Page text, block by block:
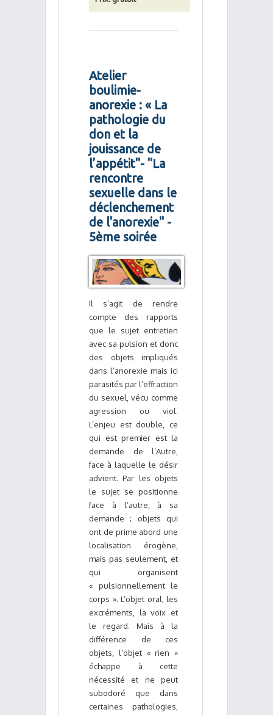
Atelier
boulimie-
anorexie : « La
pathologie du
don et la
jouissance de
l’appétit"- "La
rencontre
sexuelle dans le
déclenchement
de l'anorexie" -
5ème soirée
Il s’agit de rendre
compte des rapports
que le sujet entretien
avec sa pulsion et donc
des objets impliqués
dans l’anorexie mais ici
parasités par l’effraction
du sexuel, vécu comme
agression ou viol.
L’enjeu est double, ce
qui est premier est la
demande de l’Autre,
face à laquelle le désir
advient. Par les objets
le sujet se positionne
face à l’autre, à sa
demande ; objets qui
ont de prime abord une
localisation érogène,
mais pas seulement, et
qui organisent
« pulsionnellement le
corps ». L’objet oral, les
excréments, la voix et
le regard. Mais à la
différence de ces
objets, l’objet « rien »
échappe à cette
nécessité et ne peut
subodoré que dans
certaines pathologies,